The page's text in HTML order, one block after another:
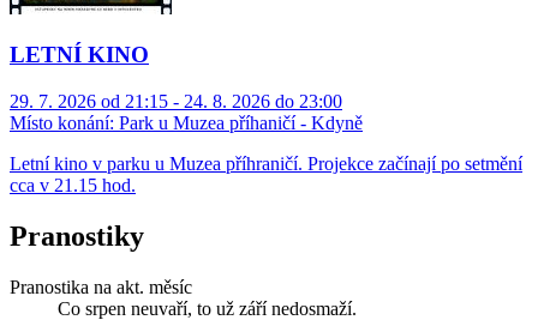
LETNÍ KINO
29. 7. 2026 od 21:15 - 24. 8. 2026 do 23:00
Místo konání: Park u Muzea příhaničí - Kdyně
Letní kino v parku u Muzea příhraničí. Projekce začínají po setmění
cca v 21.15 hod.
Pranostiky
Pranostika na akt. měsíc
Co srpen neuvaří, to už září nedosmaží.